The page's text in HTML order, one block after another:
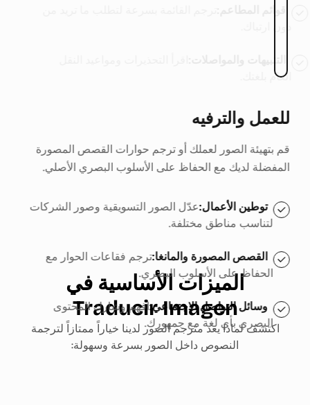
المواد الدراسية:ترجم صفحات الكتب والملاحظات
الدراسية بسرعة وسهولة باستخدام مترجم الصور.
لقطات الشاشة:حوّل النصوص الموجودة في لقطات
الدروس عبر الإنترنت أو العروض التقديمية.
المستندات الممسوحة:عالج الرسوم البيانية ونصوص
الأبحاث مع الحفاظ على التنسيق الأصلي.
توطين الأعمال:عدّل الصور التسويقية وصور الشركات
لتناسب مناطق مختلفة.
القصص المصورة والمانغا:ترجم فقاعات الحوار مع
الحفاظ على الأسلوب البصري.
وسائل التواصل الاجتماعي:افهم وشارك المحتوى
البصري بأي لغة مع جمهورك.
الميزات الأساسية في
Traducir Imagen
اكتشف لماذا يعد مترجم الصور لدينا خياراً ممتازاً لترجمة
النصوص داخل الصور بسرعة وسهولة: